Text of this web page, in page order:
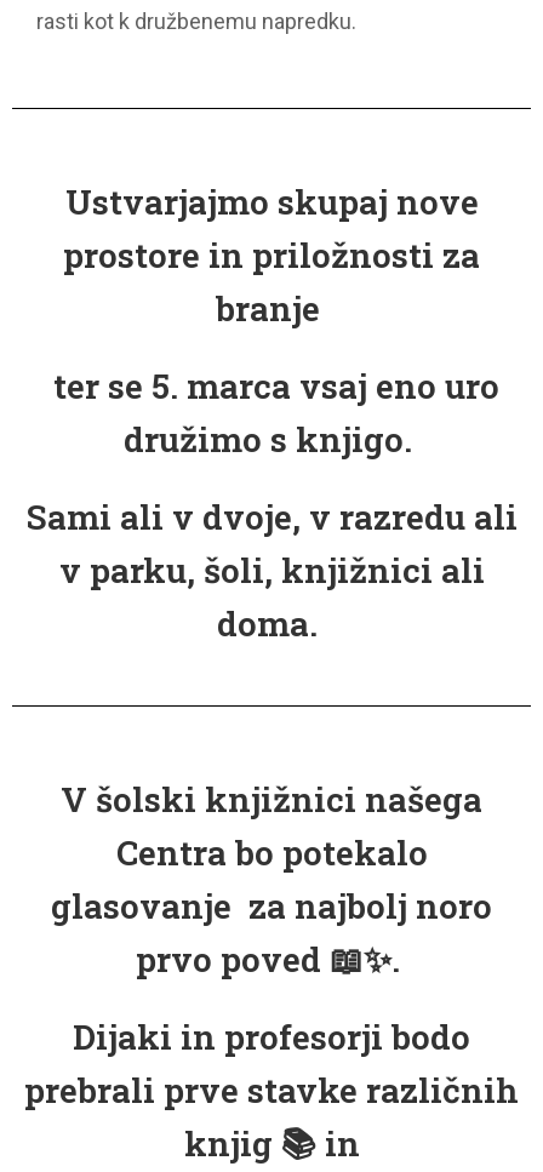
rasti kot k družbenemu napredku.
Ustvarjajmo skupaj nove
prostore in priložnosti za
branje
ter se 5. marca vsaj eno uro
družimo s knjigo.
Sami ali v dvoje, v razredu ali
v parku, šoli, knjižnici ali
doma.
V šolski knjižnici našega
Centra bo potekalo
glasovanje za najbolj noro
prvo poved 📖✨.
Dijaki in profesorji bodo
prebrali prve stavke različnih
knjig 📚in